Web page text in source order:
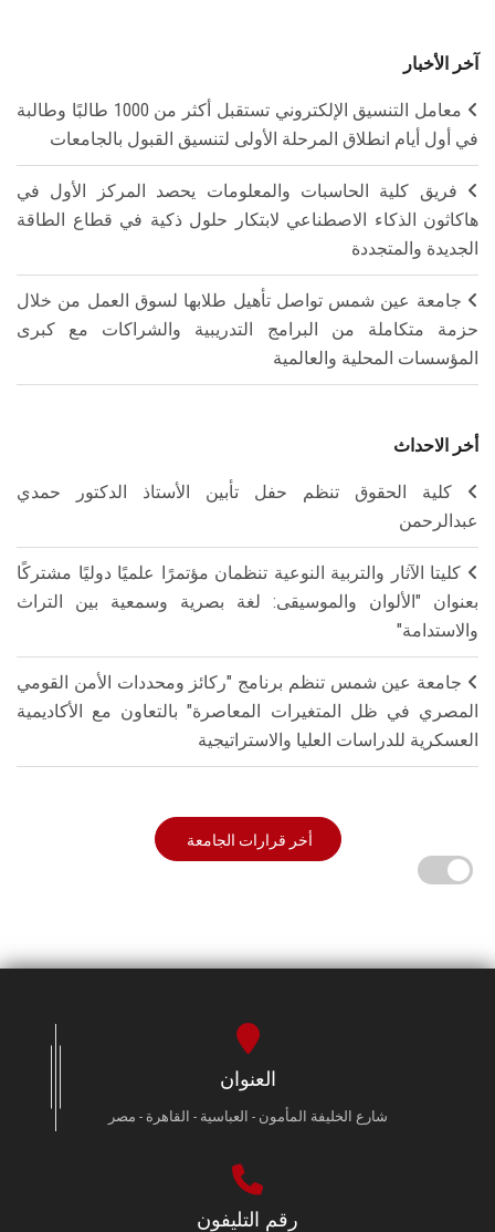
آخر الأخبار
معامل التنسيق الإلكتروني تستقبل أكثر من 1000 طالبًا وطالبة
في أول أيام انطلاق المرحلة الأولى لتنسيق القبول بالجامعات
فريق كلية الحاسبات والمعلومات يحصد المركز الأول في
هاكاثون الذكاء الاصطناعي لابتكار حلول ذكية في قطاع الطاقة
الجديدة والمتجددة
جامعة عين شمس تواصل تأهيل طلابها لسوق العمل من خلال
حزمة متكاملة من البرامج التدريبية والشراكات مع كبرى
المؤسسات المحلية والعالمية
أخر الاحداث
كلية الحقوق تنظم حفل تأبين الأستاذ الدكتور حمدي
عبدالرحمن
كليتا الآثار والتربية النوعية تنظمان مؤتمرًا علميًا دوليًا مشتركًا
بعنوان "الألوان والموسيقى: لغة بصرية وسمعية بين التراث
والاستدامة"
جامعة عين شمس تنظم برنامج "ركائز ومحددات الأمن القومي
المصري في ظل المتغيرات المعاصرة" بالتعاون مع الأكاديمية
العسكرية للدراسات العليا والاستراتيجية
أخر قرارات الجامعة
العنوان
شارع الخليفة المأمون - العباسية - القاهرة - مصر
رقم التليفون